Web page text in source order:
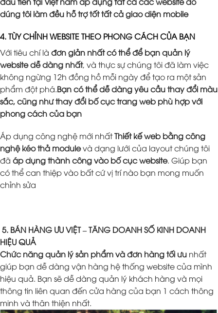
dúng tôi làm đều hỗ trợ tốt tất cả giao diện mobile
4. TÙY CHỈNH WEBSITE THEO PHONG CÁCH CỦA BẠN
Với tiêu chí là đơn giản nhất có thể để bạn quản lý
website dễ dàng nhất, và thực sự chúng tôi đã làm việc
không ngừng 12h đồng hồ mỗi ngày để tạo ra một sản
phẩm đột phá.Bạn có thể dễ dàng yêu cầu thay đổi màu
sắc, cũng như thay đổi bố cục trang web phù hợp với
phong cách của bạn
Áp dụng công nghệ mới nhấtThiết kế web bằng công
nghệ kéo thả modulevà dạng lưới của layout chúng tôi
đã áp dụng thành công vào bố cục website. Giúp bạn
có thể can thiệp vào bất cứ vị trí nào bạn mong muốn
chỉnh sửa
5. BÁN HÀNG ƯU VIỆT – TĂNG DOANH SỐ KINH DOANH
HIỆU QUẢ
Chức năng quản lý sản phẩm và đơn hàng tối ưu nhất
giúp bạn dễ dàng vận hàng hệ thống website của mình
hiệu quả. Bạn sẽ dễ dàng quản lý khách hàng và mọi
thông tin liên quan đến cửa hàng của bạn 1 cách thông
minh và thân thiện nhất.